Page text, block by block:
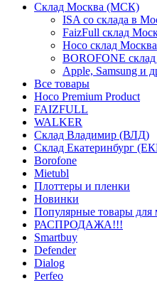
Склад Москва (МСК)
ISA со склада в
FaizFull склад
Hoco склад Москва
BOROFONE
Apple, Samsung и
Все товары
Hoco Premium Product
FAIZFULL
WALKER
Склад Владимир (ВЛД)
Склад Екатеринбург
Borofone
Mietubl
Плоттеры и пленки
Новинки
Популярные товары для
РАСПРОДАЖА!!!
Smartbuy
Defender
Dialog
Perfeo